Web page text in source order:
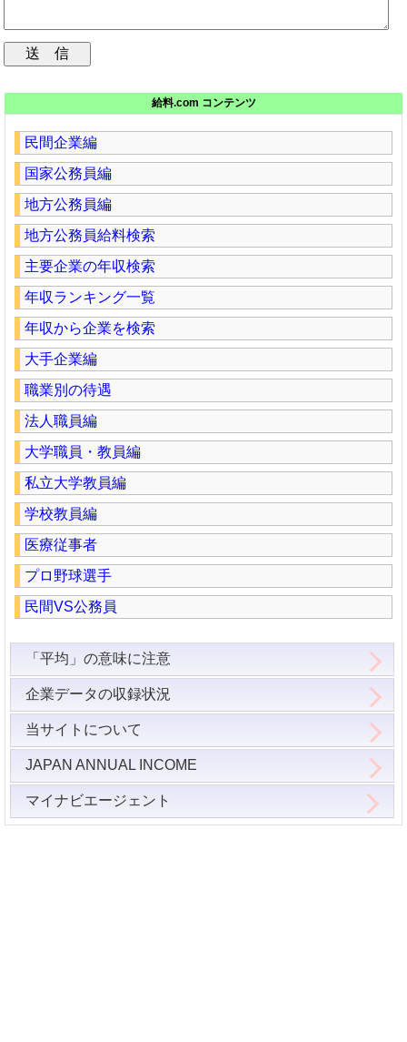
給料.com コンテンツ
民間企業編
国家公務員編
地方公務員編
地方公務員給料検索
主要企業の年収検索
年収ランキング一覧
年収から企業を検索
大手企業編
職業別の待遇
法人職員編
大学職員・教員編
私立大学教員編
学校教員編
医療従事者
プロ野球選手
民間VS公務員
「平均」の意味に注意
企業データの収録状況
当サイトについて
JAPAN ANNUAL INCOME
マイナビエージェント